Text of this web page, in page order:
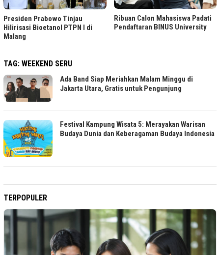
Presiden Prabowo Tinjau
Hilirisasi Bioetanol PTPN I di
Malang
Ribuan Calon Mahasiswa Padati
Pendaftaran BINUS University
TAG: WEEKEND SERU
Ada Band Siap Meriahkan Malam Minggu di
Jakarta Utara, Gratis untuk Pengunjung
Festival Kampung Wisata 5: Merayakan Warisan
Budaya Dunia dan Keberagaman Budaya Indonesia
TERPOPULER